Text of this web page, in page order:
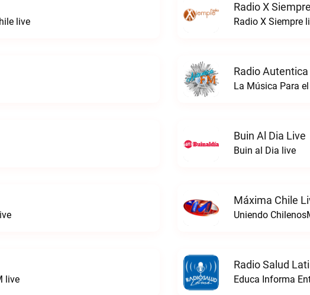
live
Radio X
Radio X Siempre
Radio
La Música Para
Buin Al Dia Live
Buin al Dia live
Máxima Chile
Uniendo
live
Radio Salud
Educa Informa